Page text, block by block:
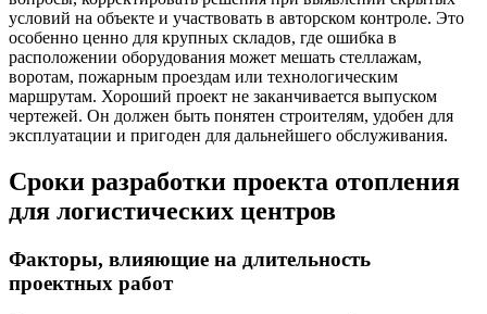
условий на объекте и участвовать в авторском контроле. Это
особенно ценно для крупных складов, где ошибка в
расположении оборудования может мешать стеллажам,
воротам, пожарным проездам или технологическим
маршрутам. Хороший проект не заканчивается выпуском
чертежей. Он должен быть понятен строителям, удобен для
эксплуатации и пригоден для дальнейшего обслуживания.
Сроки разработки проекта отопления
для логистических центров
Факторы, влияющие на длительность
проектных работ